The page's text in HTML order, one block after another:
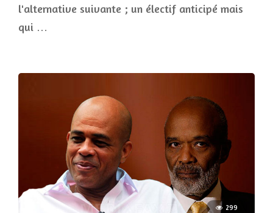
l'alternative suivante ; un électif anticipé mais
qui …
299